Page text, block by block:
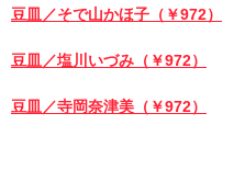
豆皿／そで山かほ子（￥972）
豆皿／塩川いづみ（￥972）
豆皿／寺岡奈津美（￥972）